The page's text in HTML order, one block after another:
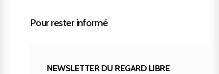
Pour rester informé
NEWSLETTER DU REGARD LIBRE